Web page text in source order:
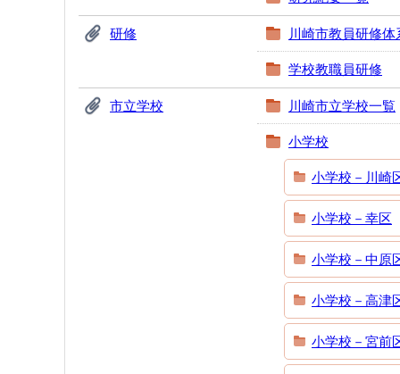
研修 川崎市教員研修体
学校教職員研修
市立学校 川崎市立学校一覧
小学校
小学校－川崎
小学校－幸区
小学校－中原
小学校－高津
小学校－宮前